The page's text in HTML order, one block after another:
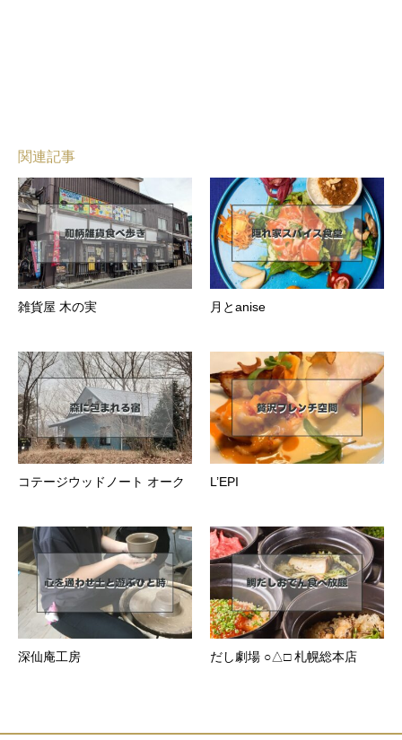
関連記事
雑貨屋 木の実 月とanise
コテージウッドノート オーク L’EPI
深仙庵工房 だし劇場 ○△□ 札幌総本店